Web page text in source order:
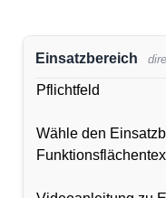
Einsatzbereich
Pflichtfeld
Wähle den